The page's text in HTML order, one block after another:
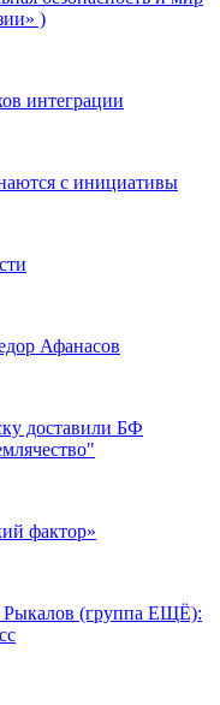
)
интеграции
с инициативы
Афанасов
доставили БФ
фактор»
(группа ЕЩЁ):